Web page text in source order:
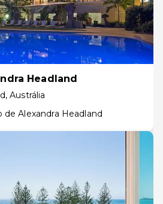
Headland
, Austrália
Alexandra Headland